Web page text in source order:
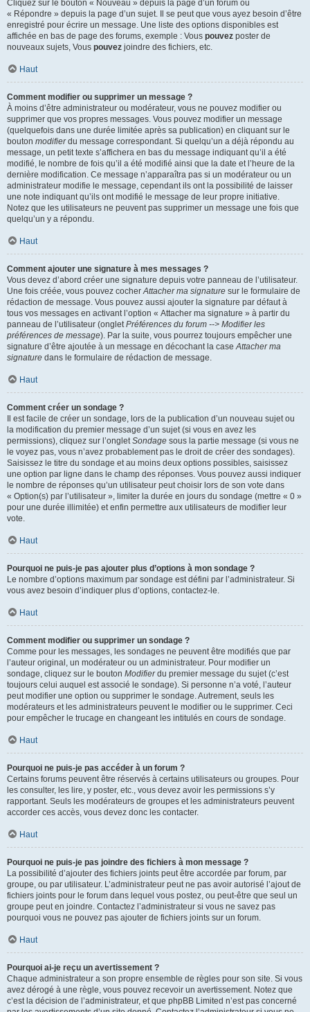
Cliquez sur le bouton « Nouveau » depuis la page d’un forum ou
« Répondre » depuis la page d’un sujet. Il se peut que vous ayez besoin d’être
enregistré pour écrire un message. Une liste des options disponibles est
affichée en bas de page des forums, exemple : Vous pouvez poster de
nouveaux sujets, Vous pouvez joindre des fichiers, etc.
Haut
Comment modifier ou supprimer un message ?
À moins d’être administrateur ou modérateur, vous ne pouvez modifier ou
supprimer que vos propres messages. Vous pouvez modifier un message
(quelquefois dans une durée limitée après sa publication) en cliquant sur le
bouton modifierdu message correspondant. Si quelqu’un a déjà répondu au
message, un petit texte s’affichera en bas du message indiquant qu’il a été
modifié, le nombre de fois qu’il a été modifié ainsi que la date et l’heure de la
dernière modification. Ce message n’apparaîtra pas si un modérateur ou un
administrateur modifie le message, cependant ils ont la possibilité de laisser
une note indiquant qu’ils ont modifié le message de leur propre initiative.
Notez que les utilisateurs ne peuvent pas supprimer un message une fois que
quelqu’un y a répondu.
Haut
Comment ajouter une signature à mes messages ?
Vous devez d’abord créer une signature depuis votre panneau de l’utilisateur.
Une fois créée, vous pouvez cocherAttacher ma signature sur le formulaire de
rédaction de message. Vous pouvez aussi ajouter la signature par défaut à
tous vos messages en activant l’option « Attacher ma signature » à partir du
panneau de l’utilisateur (ongletPréférences du forum --> Modifier les
préférences de message). Par la suite, vous pourrez toujours empêcher une
signature d’être ajoutée à un message en décochant la caseAttacher ma
signature dans le formulaire de rédaction de message.
Haut
Comment créer un sondage ?
Il est facile de créer un sondage, lors de la publication d’un nouveau sujet ou
la modification du premier message d’un sujet (si vous en avez les
permissions), cliquez sur l’ongletSondage sous la partie message (si vous ne
le voyez pas, vous n’avez probablement pas le droit de créer des sondages).
Saisissez le titre du sondage et au moins deux options possibles, saisissez
une option par ligne dans le champ des réponses. Vous pouvez aussi indiquer
le nombre de réponses qu’un utilisateur peut choisir lors de son vote dans
« Option(s) par l’utilisateur », limiter la durée en jours du sondage (mettre « 0 »
pour une durée illimitée) et enfin permettre aux utilisateurs de modifier leur
vote.
Haut
Pourquoi ne puis-je pas ajouter plus d’options à mon sondage ?
Le nombre d’options maximum par sondage est défini par l’administrateur. Si
vous avez besoin d’indiquer plus d’options, contactez-le.
Haut
Comment modifier ou supprimer un sondage ?
Comme pour les messages, les sondages ne peuvent être modifiés que par
l’auteur original, un modérateur ou un administrateur. Pour modifier un
sondage, cliquez sur le bouton Modifierdu premier message du sujet (c’est
toujours celui auquel est associé le sondage). Si personne n’a voté, l’auteur
peut modifier une option ou supprimer le sondage. Autrement, seuls les
modérateurs et les administrateurs peuvent le modifier ou le supprimer. Ceci
pour empêcher le trucage en changeant les intitulés en cours de sondage.
Haut
Pourquoi ne puis-je pas accéder à un forum ?
Certains forums peuvent être réservés à certains utilisateurs ou groupes. Pour
les consulter, les lire, y poster, etc., vous devez avoir les permissions s’y
rapportant. Seuls les modérateurs de groupes et les administrateurs peuvent
accorder ces accès, vous devez donc les contacter.
Haut
Pourquoi ne puis-je pas joindre des fichiers à mon message ?
La possibilité d’ajouter des fichiers joints peut être accordée par forum, par
groupe, ou par utilisateur. L’administrateur peut ne pas avoir autorisé l’ajout de
fichiers joints pour le forum dans lequel vous postez, ou peut-être que seul un
groupe peut en joindre. Contactez l’administrateur si vous ne savez pas
pourquoi vous ne pouvez pas ajouter de fichiers joints sur un forum.
Haut
Pourquoi ai-je reçu un avertissement ?
Chaque administrateur a son propre ensemble de règles pour son site. Si vous
avez dérogé à une règle, vous pouvez recevoir un avertissement. Notez que
c’est la décision de l’administrateur, et que phpBB Limited n’est pas concerné